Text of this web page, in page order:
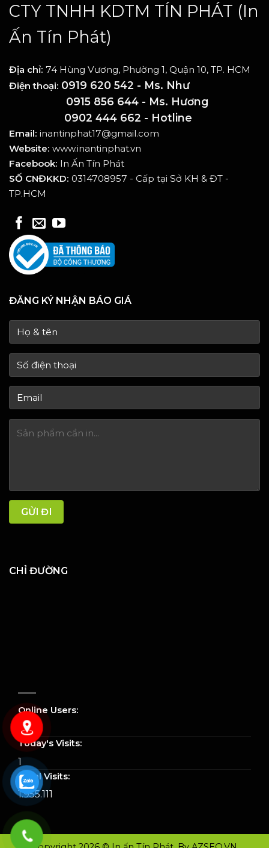
CTY TNHH KDTM TÍN PHÁT (In
Ấn Tín Phát)
Địa chỉ: 74 Hùng Vương, Phường 1, Quận 10, TP. HCM
Điện thoại: 0919 620 542 - Ms. Như
0915 856 644 - Ms. Hương
0902 444 662 - Hotline
Email: inantinphat17@gmail.com
Website: www.inantinphat.vn
Facebook: In Ấn Tín Phát
SỐ CNĐKKD: 0314708957 - Cấp tại Sở KH & ĐT -
TP.HCM
ĐĂNG KÝ NHẬN BÁO GIÁ
CHỈ ĐƯỜNG
Online Users:
0
Today's Visits:
1
Total Visits:
1.955.111